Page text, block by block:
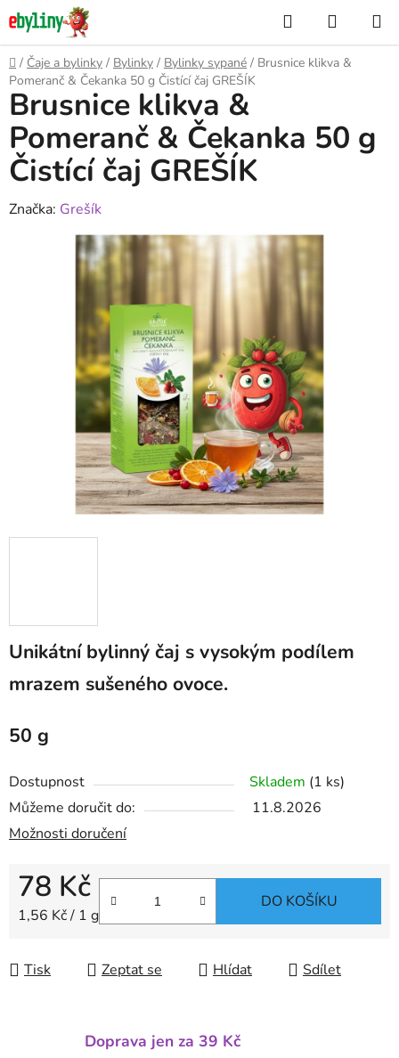
Přejít
na
obsah
Hledat
KOŠÍK
Domů
/ Čaje a bylinky / Bylinky / Bylinky sypané / Brusnice klikva &
Pomeranč & Čekanka 50 g Čistící čaj GREŠÍK
Unikátní bylinný čaj s vysokým podílem
mrazem sušeného ovoce.
50 g
Dostupnost Skladem (1 ks)
Můžeme doručit do:
11.8.2026
Možnosti doručení
78 Kč
Měrná cena:
1,56 Kč / 1 g
DO KOŠÍKU
Tisk Zeptat se Hlídat Sdílet
Brusnice klikva &
Pomeranč & Čekanka 50 g
Čistící čaj GREŠÍK
Značka: Grešík
Doprava jen za 39 Kč